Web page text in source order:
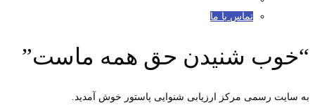
تماس با ما
“خوب شنیدن حق همه ماست”
به سایت رسمی مرکز ارزیابی شنوایی پاستور خوش آمدید.